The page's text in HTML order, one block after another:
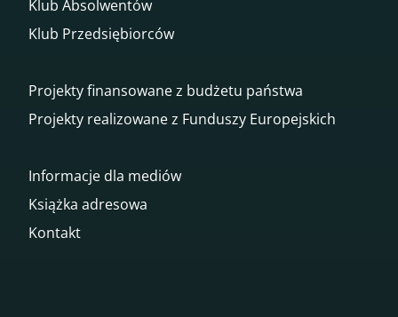
Klub Absolwentów
Klub Przedsiębiorców
Projekty finansowane z budżetu państwa
Projekty realizowane z Funduszy Europejskich
Informacje dla mediów
Książka adresowa
Kontakt